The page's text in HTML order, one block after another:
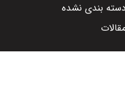
بندی نشده